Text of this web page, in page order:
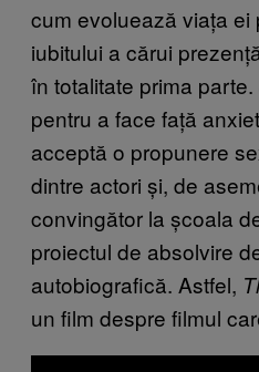
cum evoluează viața
iubitului a cărui
în totalitate prima
pentru a face față
acceptă o propunere
dintre actori și, de
convingător la școala
proiectul de absolvire
autobiografică. Astfel,
un film despre filmul